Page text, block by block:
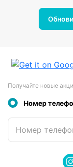
Получайте новые
Номер
Номер